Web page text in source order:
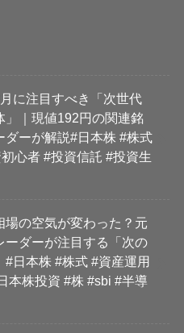
月に注目すべき「次世代
」｜現値192円の関連銘
ダーが解説#日本株 #株式
心者 #投資信託 #投資生
場の空気が変わった？元
ーダーが注目する「次の
#日本株 #株式 #資産運用
本株投資 #株 #sbi #半導